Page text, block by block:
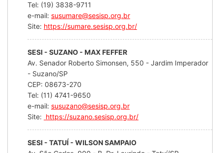
Tel: (19) 3838-9711
e-mail: susumare@sesisp.org.br
Site: https://sumare.sesisp.org.br/
SESI - SUZANO - MAX FEFFER
Av. Senador Roberto Simonsen, 550 - Jardim Imperador
- Suzano/SP
CEP: 08673-270
Tel: (11) 4741-9650
e-mail: susuzano@sesisp.org.br
Site: https://suzano.sesisp.org.br/
SESI - TATUÍ - WILSON SAMPAIO